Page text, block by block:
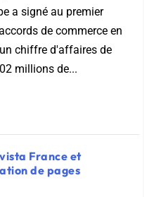
a signé au premier
de commerce en
chiffre d'affaires de
millions de...
France et
de pages